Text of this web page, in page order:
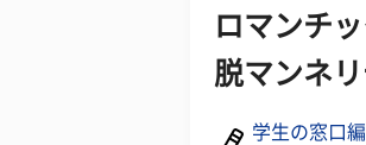
ロマンチ
脱マンネリ
学生の窓口